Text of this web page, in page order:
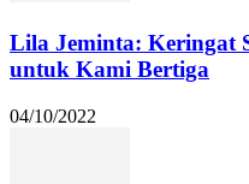
Lila Jeminta: Keringat
untuk Kami Bertiga
04/10/2022